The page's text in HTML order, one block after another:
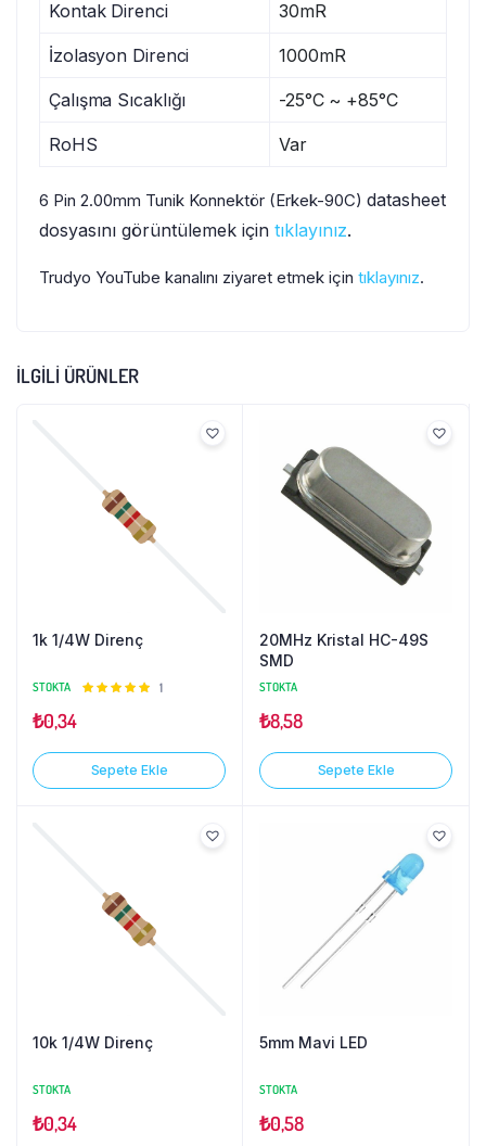
Kontak Direnci 30mR
İzolasyon Direnci 1000mR
Çalışma Sıcaklığı -25°C ~ +85°C
RoHS Var
6 Pin 2.00mm Tunik Konnektör (Erkek-90C) datasheet
dosyasını görüntülemek için tıklayınız.
Trudyo YouTube kanalını ziyaret etmek için tıklayınız.
İLGILI ÜRÜNLER
1k 1/4W Direnç
STOKTA
51
₺0,34
Sepete Ekle
20MHz Kristal HC-49S
SMD
STOKTA
₺8,58
Sepete Ekle
10k 1/4W Direnç
STOKTA
₺0,34
5mm Mavi LED
STOKTA
₺0,58